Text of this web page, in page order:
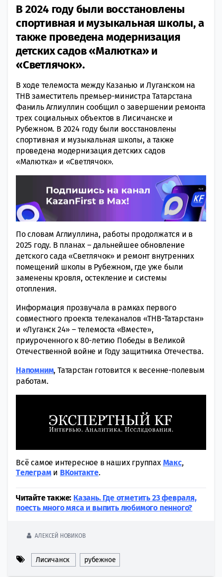
В 2024 году были восстановлены
спортивная и музыкальная школы, а
также проведена модернизация
детских садов «Малютка» и
«Светлячок».
В ходе телемоста между Казанью и Луганском на
ТНВ заместитель премьер-министра Татарстана
Фаниль Аглиуллин сообщил о завершении ремонта
трех социальных объектов в Лисичанске и
Рубежном. В 2024 году были восстановлены
спортивная и музыкальная школы, а также
проведена модернизация детских садов
«Малютка» и «Светлячок».
По словам Аглиуллина, работы продолжатся и в
2025 году. В планах – дальнейшее обновление
детского сада «Светлячок» и ремонт внутренних
помещений школы в Рубежном, где уже были
заменены кровля, остекление и системы
отопления.
Информация прозвучала в рамках первого
совместного проекта телеканалов «ТНВ-Татарстан»
и «Луганск 24» – телемоста «Вместе»,
приуроченного к 80-летию Победы в Великой
Отечественной войне и Году защитника Отечества.
Напомним, Татарстан готовится к весенне-полевым
работам.
Всё самое интересное в наших группах Макс,
Tелеграми ВКонтакте.
Читайте также: Казань. Где отметить 23 февраля,
поесть много мяса и выпить любимого пенного?
АЛЕКСЕЙ НОВИКОВ
Лисичанск рубежное